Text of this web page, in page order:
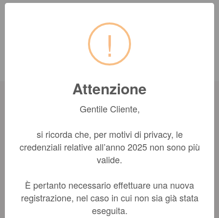
di AA VV
Garzantini (i)
24,70€
Vacanze
!
Attenzione
Gentile Cliente,
si ricorda che, per motivi di privacy, le
credenziali relative all’anno 2025 non sono più
valide.
È pertanto necessario effettuare una nuova
registrazione, nel caso in cui non sia già stata
eseguita.